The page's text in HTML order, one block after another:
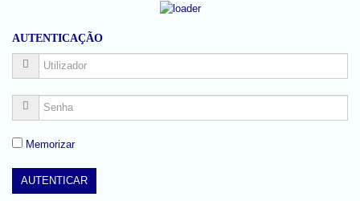
AUTENTICAÇÃO
Memorizar